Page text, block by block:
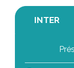
INTER